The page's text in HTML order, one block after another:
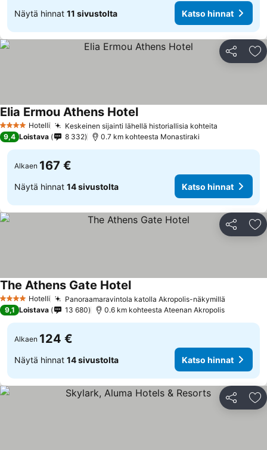
Näytä hinnat 11 sivustolta Katso hinnat
Jaa
4 Tähtiluokitus
Hotelli Keskeinen sijainti lähellä historiallisia kohteita
Elia Ermou Athens Hotel
9,4 Loistava 8 332 0.7 km kohteesta Monastiraki
Alkaen 167 €
Näytä hinnat 14 sivustolta Katso hinnat
Jaa
4 Tähtiluokitus
Hotelli Panoraamaravintola katolla Akropolis-näkymillä
The Athens Gate Hotel
9,1 Loistava 13 680 0.6 km kohteesta Ateenan Akropolis
Alkaen 124 €
Näytä hinnat 14 sivustolta Katso hinnat
Jaa